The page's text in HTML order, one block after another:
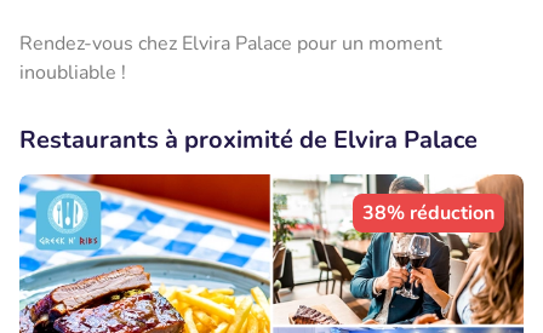
Rendez-vous chez Elvira Palace pour un moment
inoubliable !
Restaurants à proximité de Elvira Palace
38% réduction